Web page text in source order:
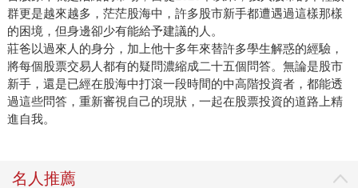
群更是越來越多，茫茫股海中，許多股市新手都遭遇過這樣那樣
的困境，但身邊卻少有能給予建議的人。
莊爸以過來人的身分，加上他十多年來替許多學生解惑的經驗，
將每個股票交易人都有的疑問濃縮成二十五個問答。無論是股市
新手，還是已經在股海中打滾一段時間的中高階投資者，都能透
過這些問答，重新審視自己的現狀，一起在股票投資的道路上精
進自我。
名人推薦